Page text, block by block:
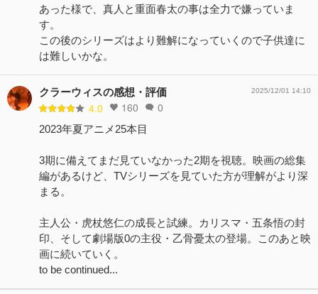
あった様で、真人と重面春太の事は全力で嫌っていま
す。
この後のシリーズはより難解になっていくので子供達に
は難しいかな。
クラーウィスの感想・評価
4.0 160 0
2025/12/01 14:10
2023年夏アニメ25本目
3期に備えてまだ見ていなかった2期を視聴。映画の総集
編があるけど、TVシリーズを見ていた方が理解がより深
まる。
主人公・虎杖悠仁の成長と試練。カリスマ・五条悟の封
印、そして劇場版0の主役・乙骨憂太の登場。このあと映
画に続いていく。
to be continued...